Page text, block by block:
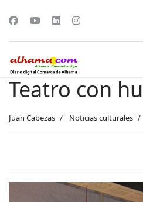
Teatro con
Juan Cabezas Noticias culturales